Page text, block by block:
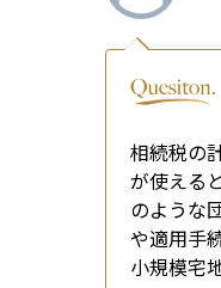
相続税の
が使える
のような
や適用手
小規模宅